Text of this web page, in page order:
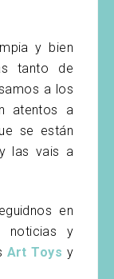
y bien
tanto de
a los
atentos a
se están
las vais a
en
noticias y
Art Toys y